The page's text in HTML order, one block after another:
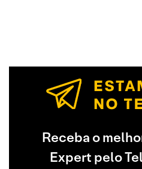
Receba o
Expert pelo